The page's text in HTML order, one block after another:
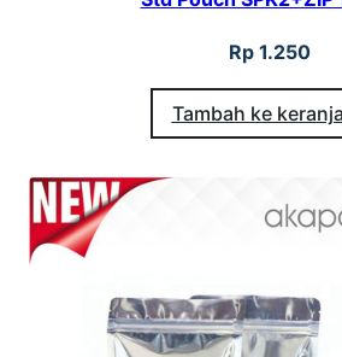
Rp 1.250
Tambah ke